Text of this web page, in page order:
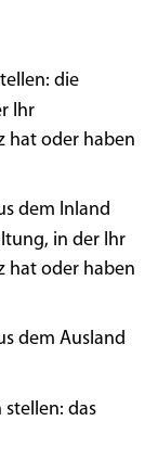
die
Ihr
hat oder haben
dem Inland
in der Ihr
hat oder haben
dem Ausland
das